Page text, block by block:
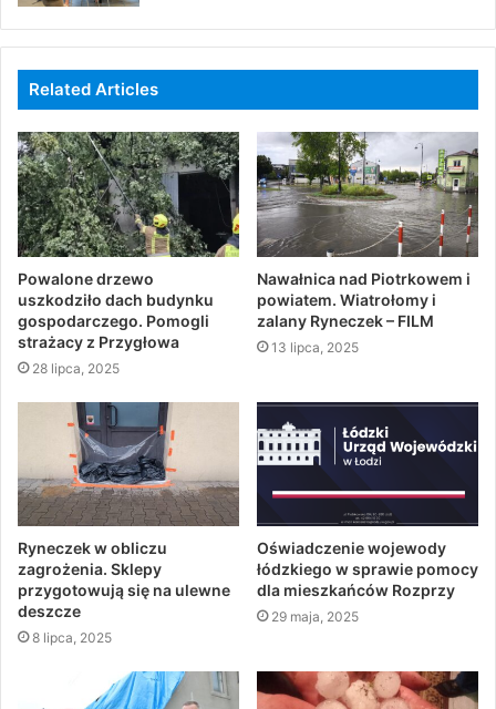
Related Articles
Powalone drzewo
uszkodziło dach budynku
gospodarczego. Pomogli
strażacy z Przygłowa
28 lipca, 2025
Nawałnica nad Piotrkowem i
powiatem. Wiatrołomy i
zalany Ryneczek – FILM
13 lipca, 2025
Ryneczek w obliczu
zagrożenia. Sklepy
przygotowują się na ulewne
deszcze
8 lipca, 2025
Oświadczenie wojewody
łódzkiego w sprawie pomocy
dla mieszkańców Rozprzy
29 maja, 2025